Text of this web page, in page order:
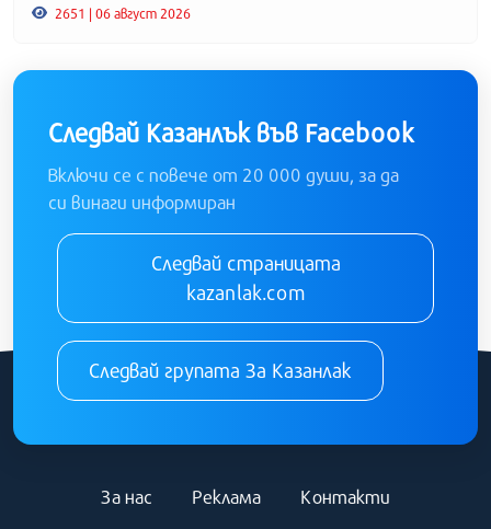
2651 | 06 август 2026
Следвай Казанлък във Facebook
Включи се с повече от 20 000 души, за да
си винаги информиран
Следвай страницата
kazanlak.com
Следвай групата За Казанлак
За нас Реклама Контакти